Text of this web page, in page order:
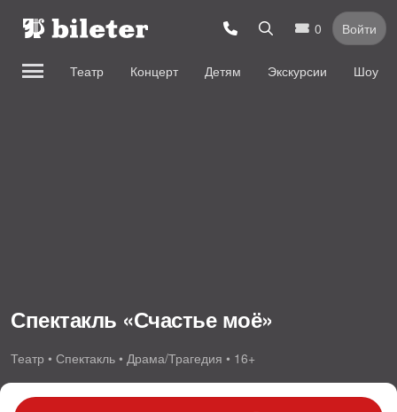
0 Войти
Театр Концерт Детям Экскурсии Шоу
Спектакль «Счастье моё»
Театр • Спектакль • Драма/Трагедия • 16+